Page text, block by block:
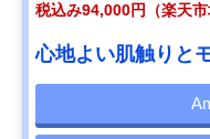
税込み94,000円（楽天市
心地よい肌触りと